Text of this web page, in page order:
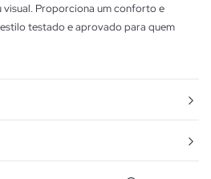
Proporciona um conforto e
testado e aprovado para quem